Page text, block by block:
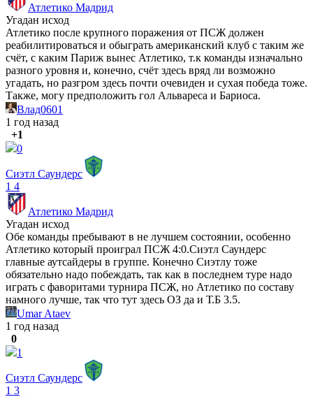
Атлетико Мадрид
Угадан исход
Атлетико после крупного поражения от ПСЖ должен
реабилитироваться и обыграть американский клуб с таким же
счёт, с каким Париж вынес Атлетико, т.к команды изначально
разного уровня и, конечно, счёт здесь вряд ли возможно
угадать, но разгром здесь почти очевиден и сухая победа тоже.
Также, могу предположить гол Альвареса и Бариоса.
Влад0601
1 год назад
+1
0
Сиэтл Саундерс
1 4
Атлетико Мадрид
Угадан исход
Обе команды пребывают в не лучшем состоянии, особенно
Атлетико который проиграл ПСЖ 4:0.Сиэтл Саундерс
главные аутсайдеры в группе. Конечно Сиэтлу тоже
обязательно надо побеждать, так как в последнем туре надо
играть с фаворитами турнира ПСЖ, но Атлетико по составу
намного лучше, так что тут здесь ОЗ да и Т.Б 3.5.
Umar Ataev
1 год назад
0
1
Сиэтл Саундерс
1 3